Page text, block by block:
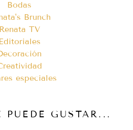
Bodas
Brunch
Renata TV
Editoriales
especiales
GUSTAR...